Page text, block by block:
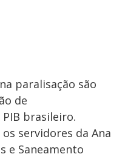
paralisação são
de
brasileiro.
servidores da Ana
e Saneamento